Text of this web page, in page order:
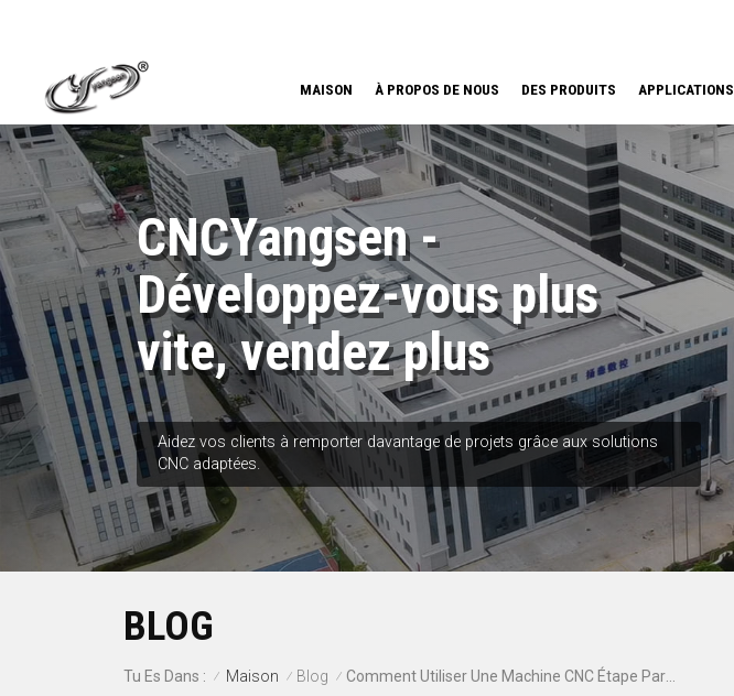
MAISON À PROPOS DE NOUS DES PRODUITS APPLICATIONS
CNCYangsen -
Développez-vous plus
vite, vendez plus
Aidez vos clients à remporter davantage de projets grâce aux solutions
CNC adaptées.
BLOG
Tu Es Dans : / Maison / Blog / Comment Utiliser Une Machine CNC Étape Par Étape ?